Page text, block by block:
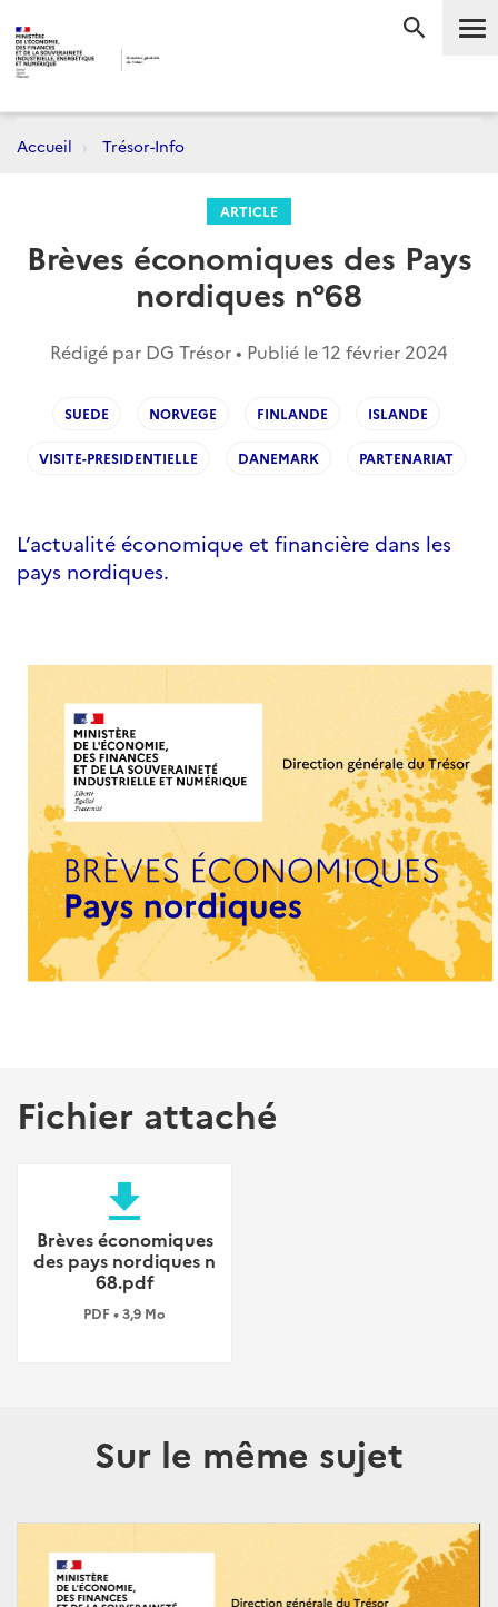
Accueil Trésor-Info
ARTICLE
Brèves économiques des Pays
nordiques n°68
Rédigé par DG Trésor • Publié le12 février 2024
SUEDE NORVEGE FINLANDE ISLANDE
VISITE-PRESIDENTIELLE DANEMARK PARTENARIAT
L’actualité économique et financière dans les
pays nordiques.
Fichier attaché
file_download
Brèves économiques
des pays nordiques n
68.pdf
PDF • 3,9 Mo
Sur le même sujet